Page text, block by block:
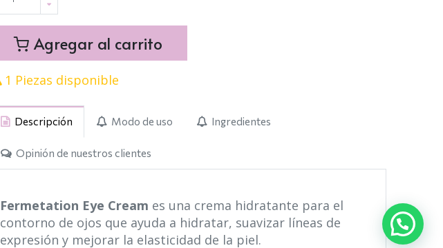
Agregar al carrito
1 Piezas disponible
Descripción Modo de uso Ingredientes
Opinión de nuestros clientes
Fermetation Eye Cream es una crema hidratante para el
contorno de ojos que ayuda a hidratar, suavizar líneas de
expresión y mejorar la elasticidad de la piel.